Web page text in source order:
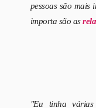
pessoas são mais
importa são as
"Eu tinha várias